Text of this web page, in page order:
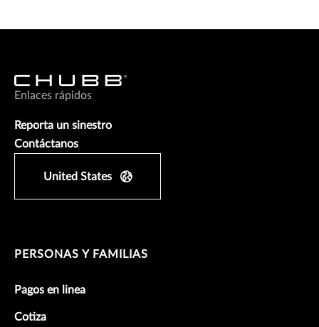
Enlaces rápidos
Reporta un sinestro
Contáctanos
United States
PERSONAS Y FAMILIAS
Pagos en linea
Cotiza